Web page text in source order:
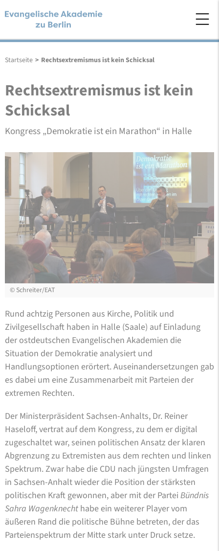
Startseite > Rechtsextremismus ist kein Schicksal
Rechtsextremismus ist kein
Schicksal
Kongress „Demokratie ist ein Marathon“ in Halle
© Schreiter/EAT
Rund achtzig Personen aus Kirche, Politik und
Zivilgesellschaft haben in Halle (Saale) auf Einladung
der ostdeutschen Evangelischen Akademien die
Situation der Demokratie analysiert und
Handlungsoptionen erörtert. Auseinandersetzungen gab
es dabei um eine Zusammenarbeit mit Parteien der
extremen Rechten.
Der Ministerpräsident Sachsen-Anhalts, Dr. Reiner
Haseloff, vertrat auf dem Kongress, zu dem er digital
zugeschaltet war, seinen politischen Ansatz der klaren
Abgrenzung zu Extremisten aus dem rechten und linken
Spektrum. Zwar habe die CDU nach jüngsten Umfragen
in Sachsen-Anhalt wieder die Position der stärksten
politischen Kraft gewonnen, aber mit der Partei Bündnis
Sahra Wagenknecht habe ein weiterer Player vom
äußeren Rand die politische Bühne betreten, der das
Parteienspektrum der Mitte stark unter Druck setze.